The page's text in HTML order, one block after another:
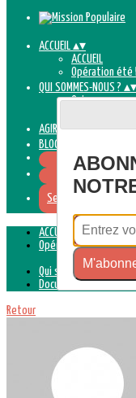
ACCUEIL ▴▾
ACCUEIL
Opération été
QUI SOMMES-NOUS ? ▴▾
Qui sommes-
AGIR AVEC LA MISS POP
BLOG ET ACTUS
Se connecter
ACCUEIL
Opération été
Qui sommes-nous ?
Documents de
Retour